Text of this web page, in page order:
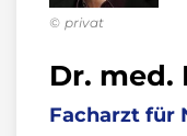
Dr. med.
Facharzt für
privat